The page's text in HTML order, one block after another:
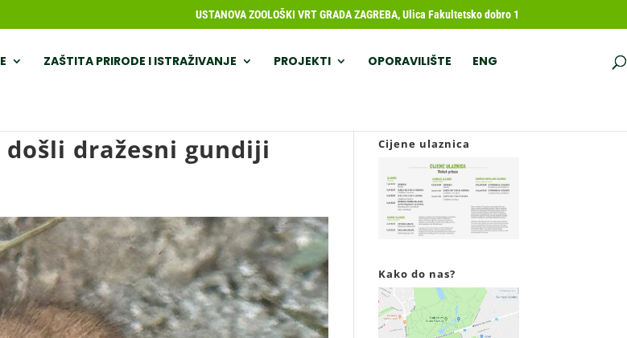
USTANOVA ZOOLOŠKI VRT GRADA ZAGREBA, Ulica Fakultetsko dobro 1
ZAŠTITA PRIRODE I ISTRAŽIVANJE PROJEKTI OPORAVILIŠTE ENG
dražesni gundiji Cijene ulaznica
Kako do nas?